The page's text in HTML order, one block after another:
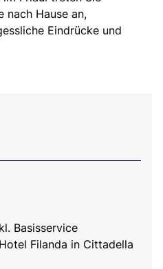
nach Hause an,
Eindrücke und
Basisservice
Filanda in Cittadella